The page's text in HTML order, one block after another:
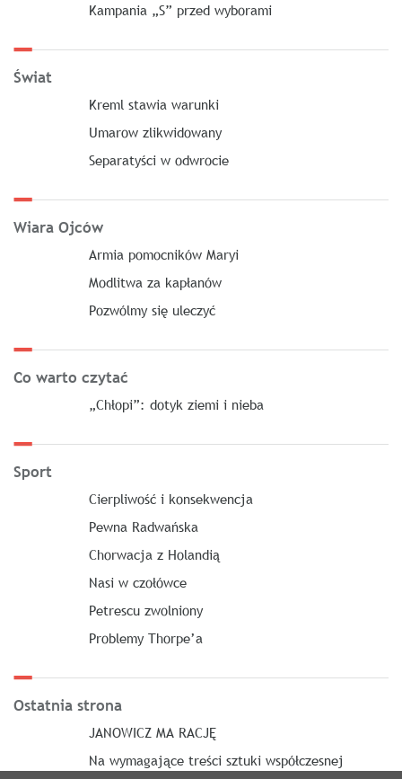
Kampania „S” przed wyborami
Świat
Kreml stawia warunki
Umarow zlikwidowany
Separatyści w odwrocie
Wiara Ojców
Armia pomocników Maryi
Modlitwa za kapłanów
Pozwólmy się uleczyć
Co warto czytać
„Chłopi”: dotyk ziemi i nieba
Sport
Cierpliwość i konsekwencja
Pewna Radwańska
Chorwacja z Holandią
Nasi w czołówce
Petrescu zwolniony
Problemy Thorpe’a
Ostatnia strona
JANOWICZ MA RACJĘ
Na wymagające treści sztuki współczesnej